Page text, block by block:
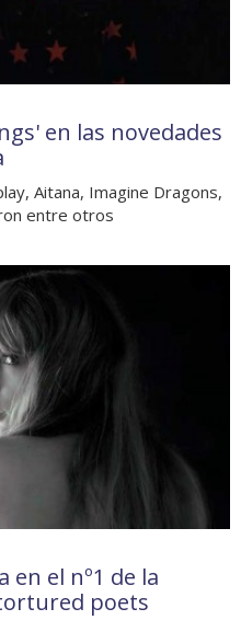
en las novedades
Aitana, Imagine Dragons,
entre otros
en el nº1 de la
poets